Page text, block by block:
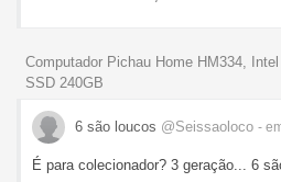
Computador Pichau Home HM334,
SSD 240GB
6 são loucos @Seissaoloco -
É para colecionador? 3 geração... 6